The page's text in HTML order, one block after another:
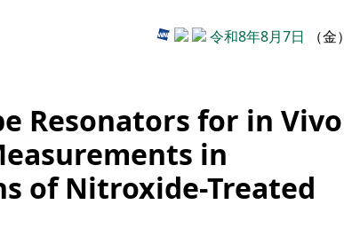
令和8年8月7日 （金）
Resonators for in Vivo
in
of Nitroxide-Treated